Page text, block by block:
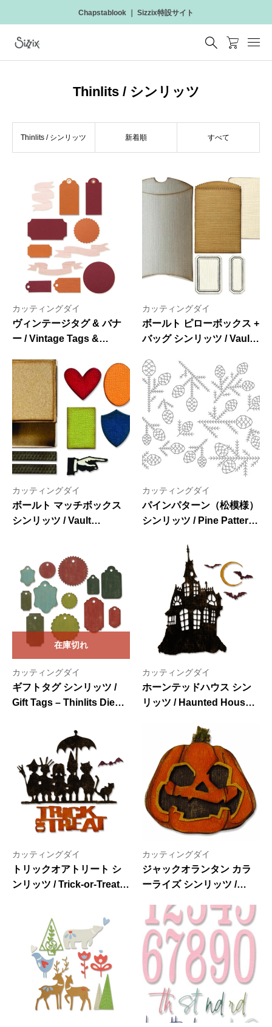
Chapstablook ｜ Sizzix特設サイト
Thinlits / シンリッツ
Thinlits / シンリッツ 新着順 すべて
カッティングダイ
ヴィンテージタグ & バナ
ー / Vintage Tags &
Set 12PK by Kath Breen
カッティングダイ
ボールト ピローボックス +
バッグ シンリッツ / Vault
Thinlits Die Set 5PK by
Tim Holtz
カッティングダイ
ボールト マッチボックス
シンリッツ / Vault
カッティングダイ
パインパターン（松模様）
シンリッツ / Pine Patterns
by Tim Holtz
カッティングダイ
ギフトタグ シンリッツ /
Gift Tags – Thinlits Die
在庫切れ
カッティングダイ
ホーンテッドハウス シン
リッツ / Haunted House –
カッティングダイ
トリックオアトリート シ
ンリッツ / Trick-or-Treat –
カッティングダイ
ジャックオランタン カラ
ーライズ シンリッツ /
– Thinlits Die Set 10PK
by Tim Holtz